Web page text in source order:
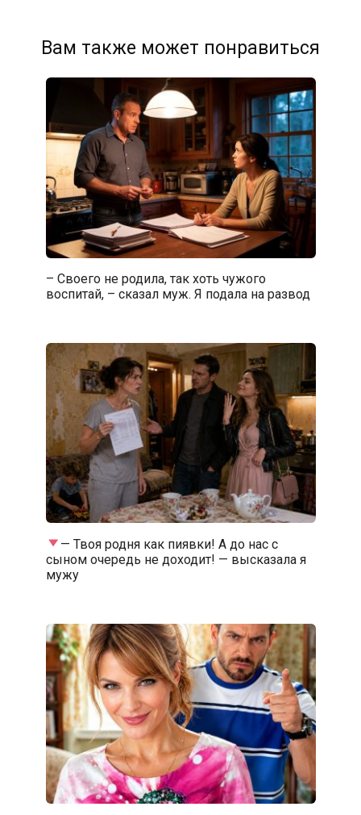
Вам также может понравиться
– Своего не родила, так хоть чужого
воспитай, – сказал муж. Я подала на развод
— Твоя родня как пиявки! А до нас с
сыном очередь не доходит! — высказала я
мужу